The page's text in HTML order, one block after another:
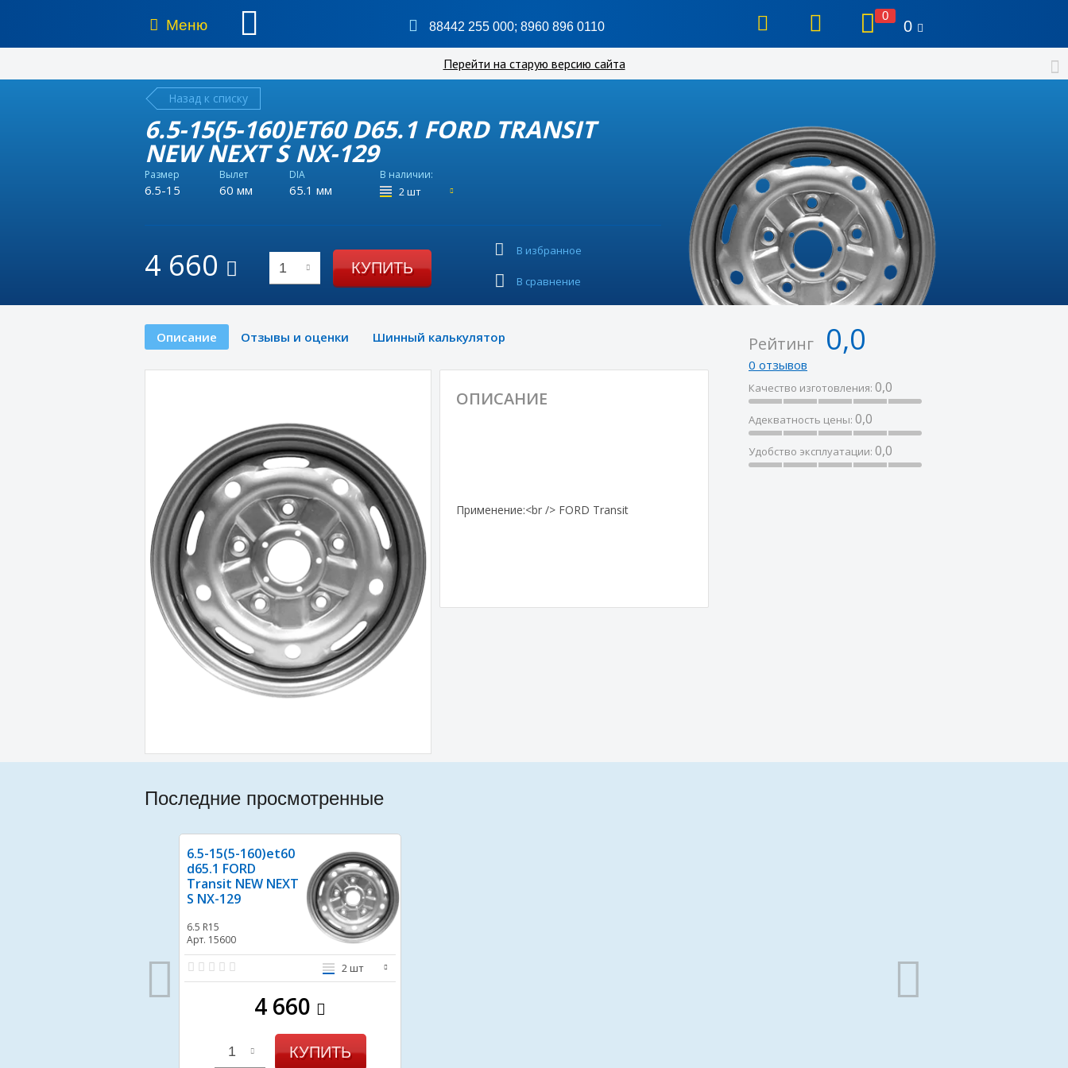
Меню 88442 255 000; 8960 896 0110
0
0
Перейти на старую версию сайта
Назад к списку
6.5-15(5-160)ET60 D65.1 FORD TRANSIT
NEW NEXT S NX-129
Размер
6.5-15
Вылет
60 мм
DIA
65.1 мм
В наличии:
2 шт
4 660 1 КУПИТЬ
В избранное
В сравнение
Описание Отзывы и оценки Шинный калькулятор
ОПИСАНИЕ
Применение:<br /> FORD Transit
Рейтинг 0,0
0 отзывов
Качество изготовления: 0,0
Адекватность цены: 0,0
Удобство эксплуатации: 0,0
Последние просмотренные
6.5-15(5-160)et60
d65.1 FORD
Transit NEW NEXT
S NX-129
6.5 R15
Арт. 15600
2 шт
4 660
1 КУПИТЬ